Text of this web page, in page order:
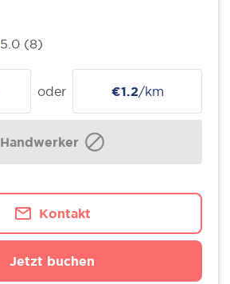
5.0 (8)
oder €1.2/km
Handwerker
Kontakt
Jetzt buchen